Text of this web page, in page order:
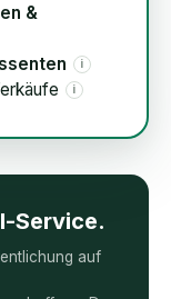
&
i
i
Service.
auf